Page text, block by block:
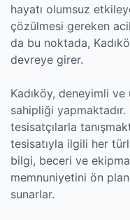
hayatı olumsuz
çözülmesi gereken
da bu noktada,
devreye girer.
Kadıköy, deneyimli ve
sahipliği yapmaktadır.
tesisatçılarla
tesisatıyla ilgili her
bilgi, beceri ve
memnuniyetini ön
sunarlar.